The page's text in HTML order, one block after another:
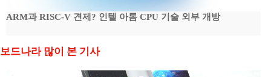
ARM과 RISC-V 견제? 인텔 아톰 CPU 기술 외부 개방
보드나라 많이 본 기사